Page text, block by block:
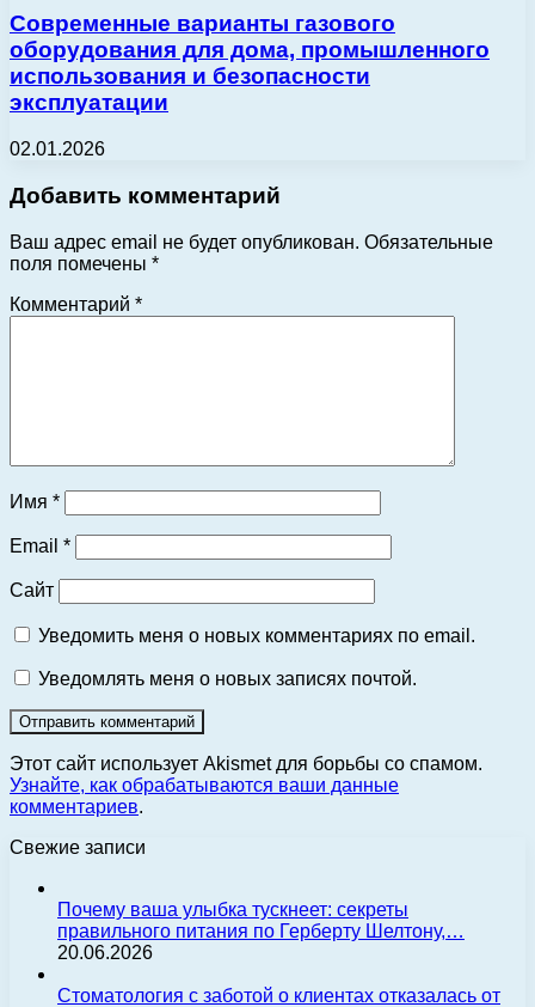
Современные варианты газового
оборудования для дома, промышленного
использования и безопасности
эксплуатации
02.01.2026
Добавить комментарий
Ваш адрес email не будет опубликован. Обязательные
поля помечены *
Комментарий *
Имя *
Email *
Сайт
Уведомить меня о новых комментариях по email.
Уведомлять меня о новых записях почтой.
Этот сайт использует Akismet для борьбы со спамом.
Узнайте, как обрабатываются ваши данные
комментариев.
Свежие записи
Почему ваша улыбка тускнеет: секреты
правильного питания по Герберту Шелтону,…
20.06.2026
Стоматология с заботой о клиентах отказалась от